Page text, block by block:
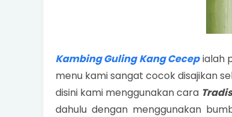
Kambing Guling Kang Cecepialah
menu kami sangat cocok disajikan
disini kami menggunakan cara
dahulu dengan menggunakan